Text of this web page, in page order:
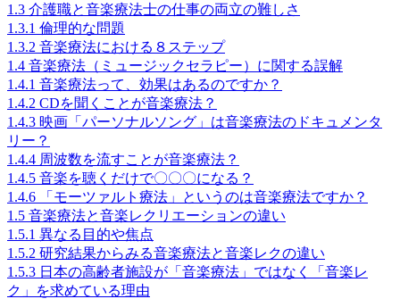
1.3 介護職と音楽療法士の仕事の両立の難しさ
1.3.1 倫理的な問題
1.3.2 音楽療法における８ステップ
1.4 音楽療法（ミュージックセラピー）に関する誤解
1.4.1 音楽療法って、効果はあるのですか？
1.4.2 CDを聞くことが音楽療法？
1.4.3 映画「パーソナルソング」は音楽療法のドキュメンタ
リー？
1.4.4 周波数を流すことが音楽療法？
1.4.5 音楽を聴くだけで〇〇〇になる？
1.4.6
「モーツァルト療法」というのは音楽療法ですか？
1.5 音楽療法と音楽レクリエーションの違い
1.5.1 異なる目的や焦点
1.5.2 研究結果からみる音楽療法と音楽レクの違い
1.5.3 日本の高齢者施設が「音楽療法」ではなく「音楽レ
ク」を求めている理由